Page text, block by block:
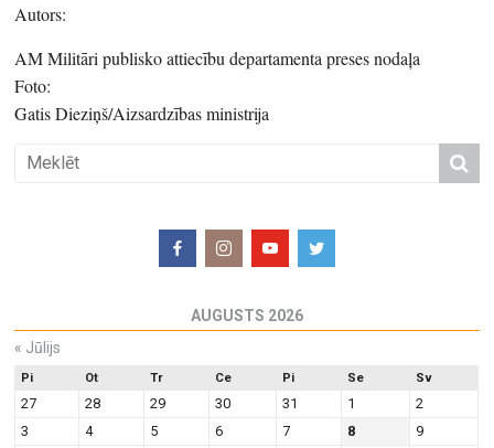
Autors:
AM Militāri publisko attiecību departamenta preses nodaļa
Foto:
Gatis Dieziņš/Aizsardzības ministrija
AUGUSTS 2026
« Jūlijs
Pi Ot Tr Ce Pi Se Sv
27 28 29 30 31 1
2
3
4 5 6 7 8 9